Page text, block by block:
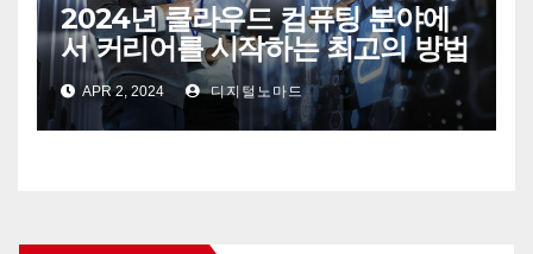
2024년 클라우드 컴퓨팅 분야에
서 커리어를 시작하는 최고의 방법
APR 2, 2024 디지털노마드